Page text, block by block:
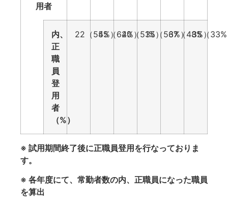
用者
内、
正
職
員
登
用
者
（%）
22（55%）45（62%）40（51%）35（56%）37（48%）
35（
※ 試用期間終了後に正職員登用を行なっておりま
す。
※ 各年度にて、常勤者数の内、正職員になった職員
を算出